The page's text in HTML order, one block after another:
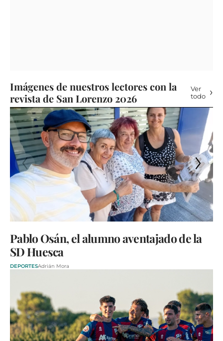
Imágenes de nuestros lectores con la
revista de San Lorenzo 2026
Ver
todo
Pablo Osán, el alumno aventajado de la
SD Huesca
DEPORTESAdrián Mora